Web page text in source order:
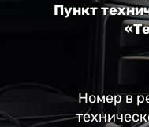
Пункт
Номер в